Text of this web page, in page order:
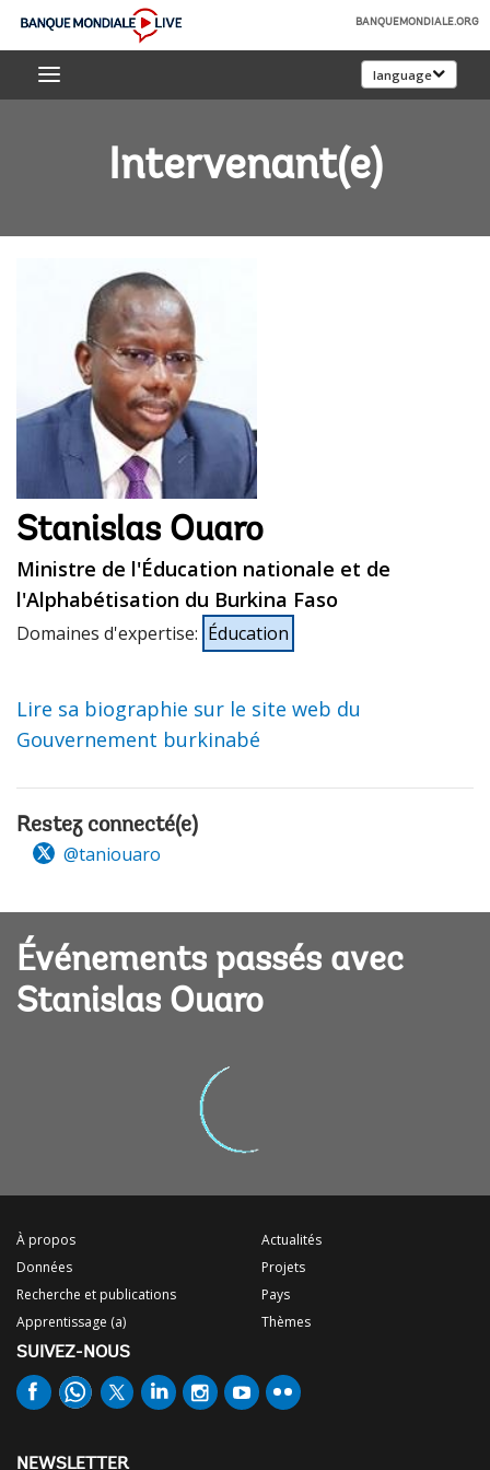
Skip
Main
Banque
mondiale
BANQUEMONDIALE.ORG
language
Intervenant(e)
Stanislas Ouaro
Ministre de l'Éducation nationale et de
l'Alphabétisation du Burkina Faso
Domaines d'expertise: Éducation
Lire sa biographie sur le site web du
Gouvernement burkinabé
Restez connecté(e)
@taniouaro
Événements passés avec
Stanislas Ouaro
À propos
Données
Recherche et publications
Apprentissage (a)
Actualités
Projets
Pays
Thèmes
SUIVEZ-NOUS
NEWSLETTER